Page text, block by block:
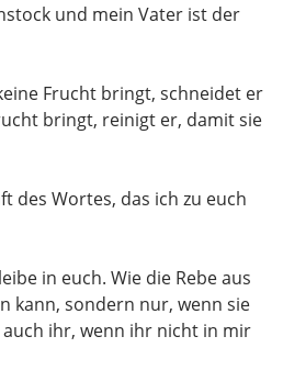
und mein Vater ist der
Frucht bringt, schneidet er
bringt, reinigt er, damit sie
des Wortes, das ich zu euch
in euch. Wie die Rebe aus
kann, sondern nur, wenn sie
ihr, wenn ihr nicht in mir